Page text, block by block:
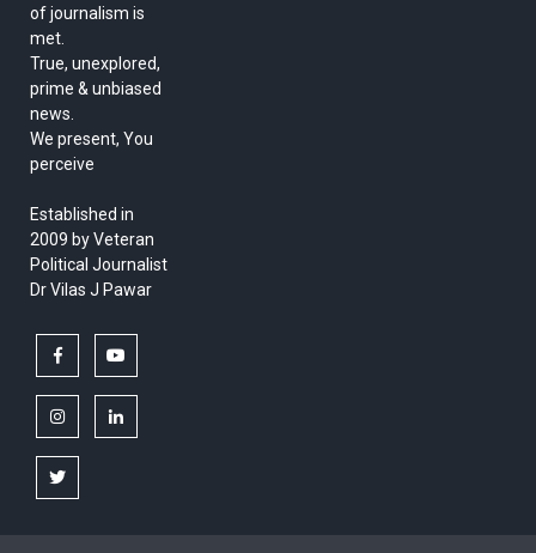
of journalism is
met.
True, unexplored,
prime & unbiased
news.
We present, You
perceive
Established in
2009 by Veteran
Political Journalist
Dr Vilas J Pawar
facebook
instagramlinkedin
twitter